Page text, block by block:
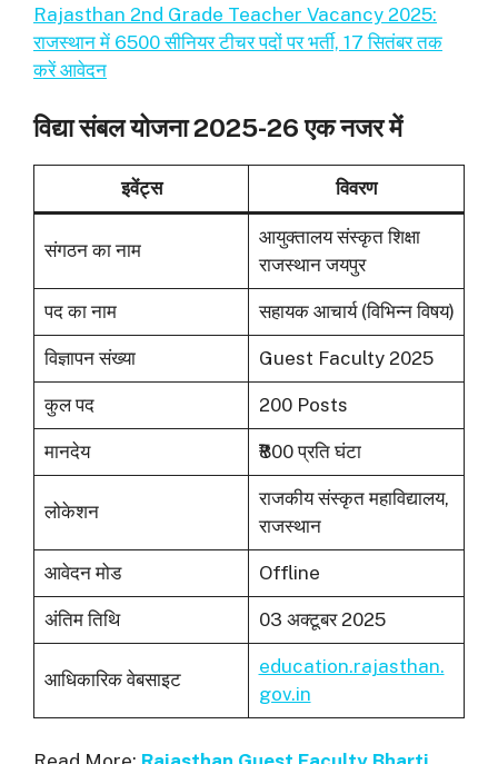
Rajasthan 2nd Grade Teacher Vacancy 2025:
राजस्थान में 6500 सीनियर टीचर पदों पर भर्ती, 17 सितंबर तक
करें आवेदन
विद्या संबल योजना 2025-26 एक नजर में
इवेंट्स विवरण
संगठन का नाम
आयुक्तालय संस्कृत शिक्षा
राजस्थान जयपुर
पद का नाम सहायक आचार्य (विभिन्न विषय)
विज्ञापन संख्या Guest Faculty 2025
कुल पद 200 Posts
मानदेय ₹800 प्रति घंटा
लोकेशन
राजकीय संस्कृत महाविद्यालय,
राजस्थान
आवेदन मोड Offline
अंतिम तिथि 03 अक्टूबर 2025
आधिकारिक वेबसाइट
education.rajasthan.
gov.in